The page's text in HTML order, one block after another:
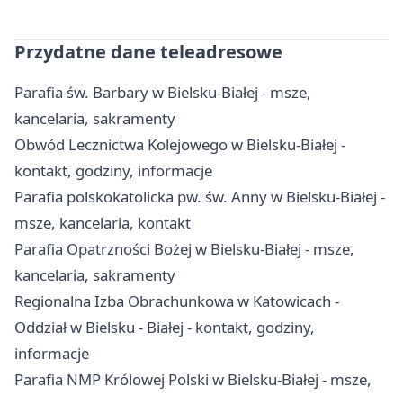
Przydatne dane teleadresowe
Parafia św. Barbary w Bielsku-Białej - msze,
kancelaria, sakramenty
Obwód Lecznictwa Kolejowego w Bielsku-Białej -
kontakt, godziny, informacje
Parafia polskokatolicka pw. św. Anny w Bielsku-Białej -
msze, kancelaria, kontakt
Parafia Opatrzności Bożej w Bielsku-Białej - msze,
kancelaria, sakramenty
Regionalna Izba Obrachunkowa w Katowicach -
Oddział w Bielsku - Białej - kontakt, godziny,
informacje
Parafia NMP Królowej Polski w Bielsku-Białej - msze,